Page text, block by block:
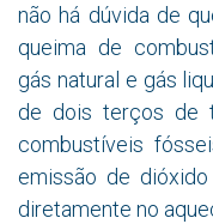
não há dúvida de
queima de
gás natural e gás
de dois terços de
combustíveis
emissão de
diretamente no